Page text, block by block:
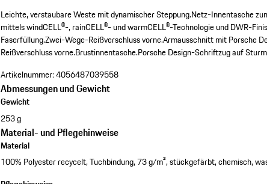
Leichte, verstaubare Weste mit dynamischer Steppung.Netz-Innentasche
mittels windCELL®-, rainCELL®- und warmCELL®-Technologie und DWR-
Faserfüllung.Zwei-Wege-Reißverschluss vorne.Armausschnitt mit Porsche
Reißverschluss vorne.Brustinnentasche.Porsche Design-Schriftzug auf
Artikelnummer:4056487039558
Abmessungen und Gewicht
Gewicht
253 g
Material- und Pflegehinweise
Material
100% Polyester recycelt, Tuchbindung, 73 g/m², stückgefärbt, chemisch,